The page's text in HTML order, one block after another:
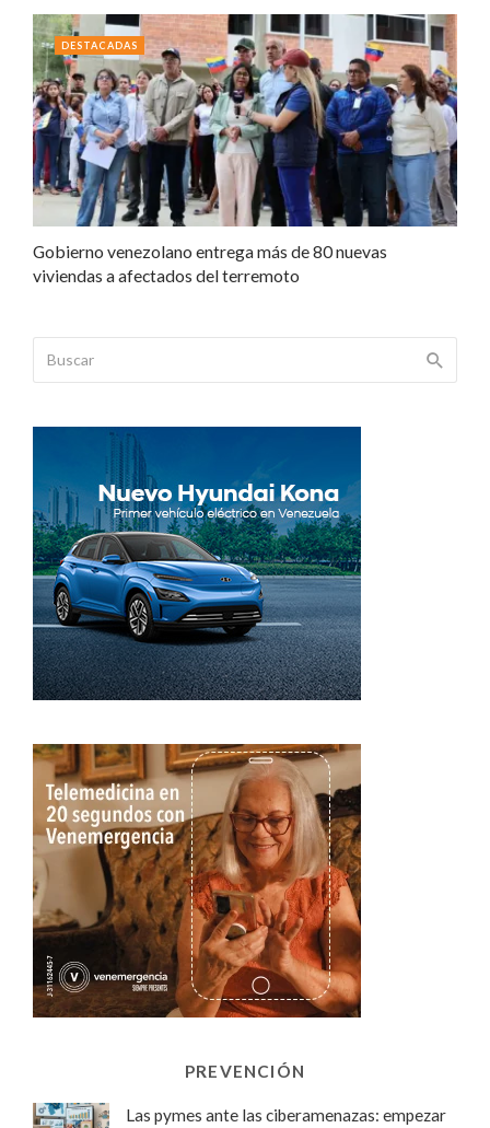
Gobierno venezolano entrega más de 80 nuevas
viviendas a afectados del terremoto
DESTACADAS
PREVENCIÓN
Las pymes ante las ciberamenazas: empezar